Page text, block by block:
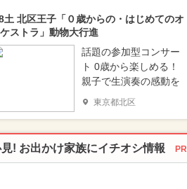
土 北区王子「０歳からの・はじめてのオ
ストラ」動物大行進
話題の参加型コンサー
ト 0歳から楽しめる！
親子で生演奏の感動を
東京都北区
! お出かけ家族にイチオシ情報 PR